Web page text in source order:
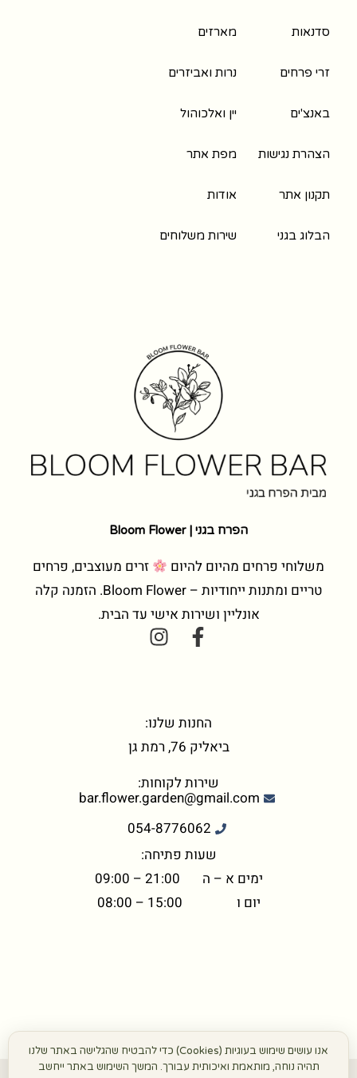
אנו עושים שימוש בעוגיות (Cookies) כדי להבטיח שהגלישה באתר שלנו
תהיה נוחה, מותאמת ואיכותית עבורך. המשך השימוש באתר ייחשב
הפרח בגני | Bloom Flower
משלוחי פרחים מהיום להיום
זרים מעוצבים, פרחים
טריים ומתנות ייחודיות – Bloom Flower. הזמנה קלה
אונליין ושירות אישי עד הבית.
החנות שלנו:
ביאליק 76, רמת גן
bar.flower.garden@gmail.com
054-8776062
שעות פתיחה:
ימים א – ה 21:00 – 09:00
יום ו 15:00 – 08:00
שירות לקוחות:
סדנאות
זרי פרחים
באנצ'ים
הצהרת נגישות
תקנון אתר
הבלוג בגני
מארזים
נרות ואביזרים
יין ואלכוהול
מפת אתר
אודות
שירות משלוחים